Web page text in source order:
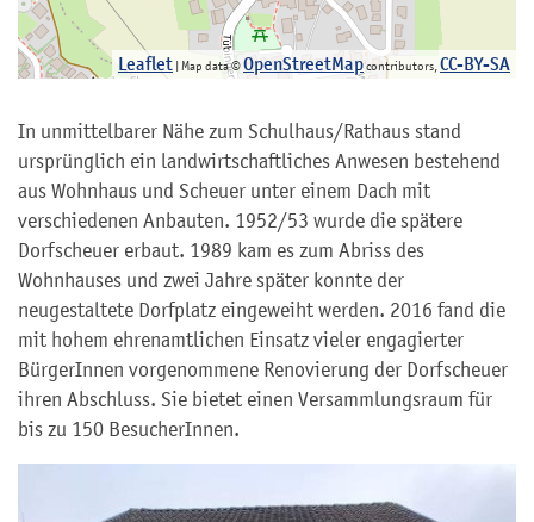
Leaflet | Map data ©OpenStreetMapcontributors, CC-BY-SA
In unmittelbarer Nähe zum Schulhaus/Rathaus stand
ursprünglich ein landwirtschaftliches Anwesen bestehend
aus Wohnhaus und Scheuer unter einem Dach mit
verschiedenen Anbauten. 1952/53 wurde die spätere
Dorfscheuer erbaut. 1989 kam es zum Abriss des
Wohnhauses und zwei Jahre später konnte der
neugestaltete Dorfplatz eingeweiht werden. 2016 fand die
mit hohem ehrenamtlichen Einsatz vieler engagierter
BürgerInnen vorgenommene Renovierung der Dorfscheuer
ihren Abschluss. Sie bietet einen Versammlungsraum für
bis zu 150 BesucherInnen.